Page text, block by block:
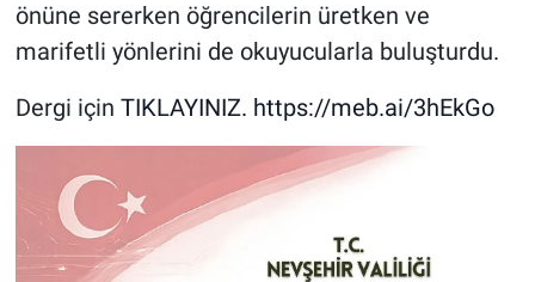
önüne sererken öğrencilerin üretken ve
marifetli yönlerini de okuyucularla buluşturdu.
Dergi için TIKLAYINIZ. https://meb.ai/3hEkGo